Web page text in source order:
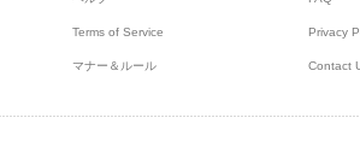
Terms of Service Privacy
マナー＆ルール Contact